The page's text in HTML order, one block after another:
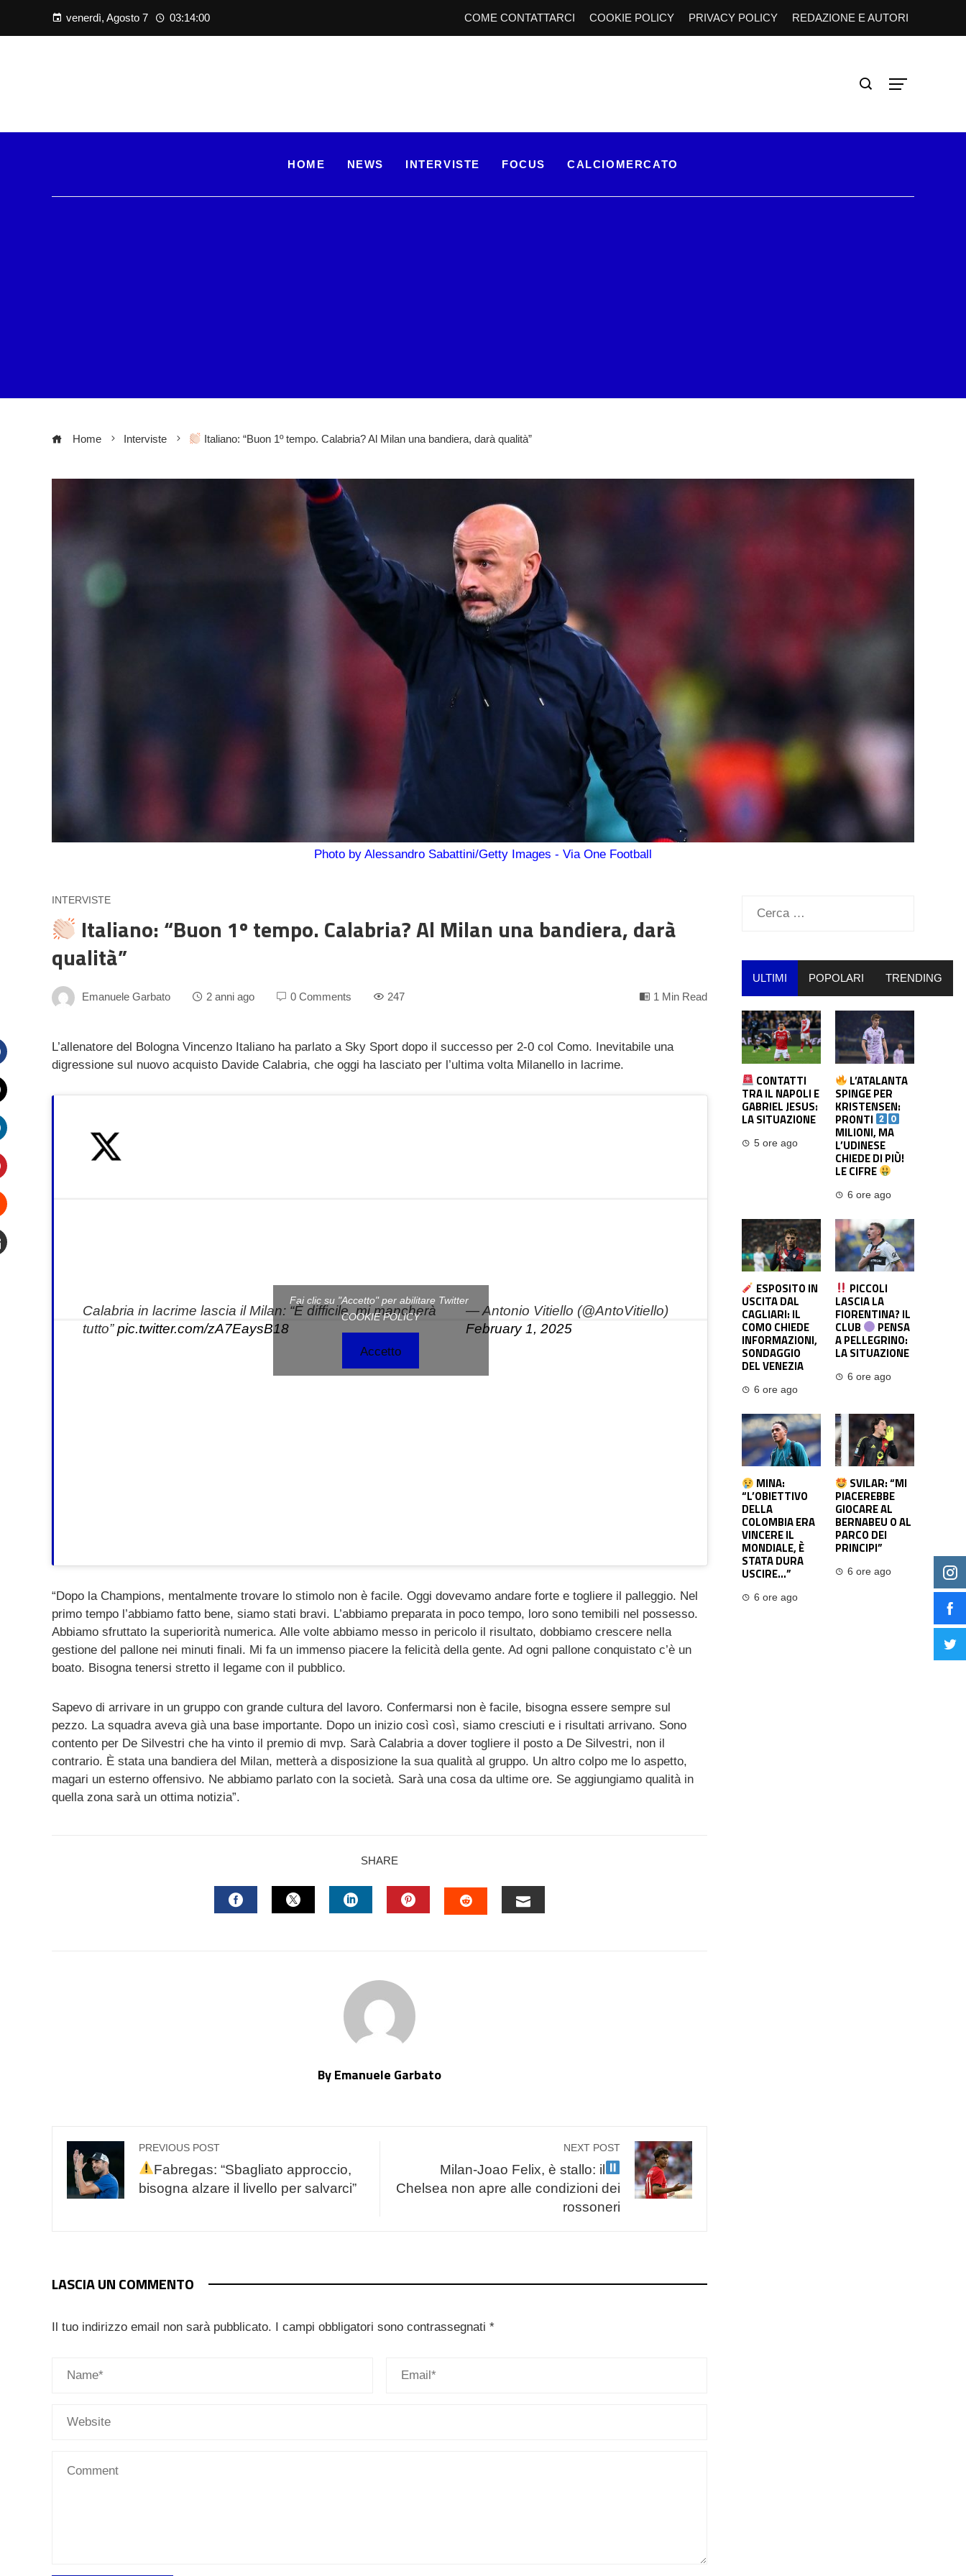
venerdì, Agosto 7 03:14:02 COME CONTATTARCI COOKIE POLICY PRIVACY POLICY REDAZIONE E AUTORI
HOME NEWS INTERVISTE FOCUS CALCIOMERCATO
Home Interviste Italiano: “Buon 1º tempo. Calabria? Al Milan una bandiera, darà qualità”
Photo by Alessandro Sabattini/Getty Images - Via One Football
INTERVISTE
Italiano: “Buon 1º tempo. Calabria? Al Milan una bandiera, darà
qualità”
Emanuele Garbato 2 anni ago 0 Comments 247 1 Min Read
L’allenatore del Bologna Vincenzo Italiano ha parlato a Sky Sport dopo il successo per 2-0 col Como. Inevitabile una
digressione sul nuovo acquisto Davide Calabria, che oggi ha lasciato per l’ultima volta Milanello in lacrime.
Calabria in lacrime lascia il Milan: “È difficile, mi mancherà
tutto”pic.twitter.com/zA7EaysB18
— Antonio Vitiello (@AntoVitiello)
February 1, 2025
Fai clic su "Accetto" per abilitare Twitter
COOKIE POLICY
Accetto
“Dopo la Champions, mentalmente trovare lo stimolo non è facile. Oggi dovevamo andare forte e togliere il palleggio. Nel
primo tempo l’abbiamo fatto bene, siamo stati bravi. L’abbiamo preparata in poco tempo, loro sono temibili nel possesso.
Abbiamo sfruttato la superiorità numerica. Alle volte abbiamo messo in pericolo il risultato, dobbiamo crescere nella
gestione del pallone nei minuti finali. Mi fa un immenso piacere la felicità della gente. Ad ogni pallone conquistato c’è un
boato. Bisogna tenersi stretto il legame con il pubblico.
Sapevo di arrivare in un gruppo con grande cultura del lavoro. Confermarsi non è facile, bisogna essere sempre sul
pezzo. La squadra aveva già una base importante. Dopo un inizio così così, siamo cresciuti e i risultati arrivano. Sono
contento per De Silvestri che ha vinto il premio di mvp. Sarà Calabria a dover togliere il posto a De Silvestri, non il
contrario. È stata una bandiera del Milan, metterà a disposizione la sua qualità al gruppo. Un altro colpo me lo aspetto,
magari un esterno offensivo. Ne abbiamo parlato con la società. Sarà una cosa da ultime ore. Se aggiungiamo qualità in
quella zona sarà un ottima notizia”.
SHARE
By Emanuele Garbato
PREVIOUS POST
Fabregas: “Sbagliato approccio,
bisogna alzare il livello per salvarci”
NEXT POST
Milan-Joao Felix, è stallo: il
Chelsea non apre alle condizioni dei
rossoneri
LASCIA UN COMMENTO
Il tuo indirizzo email non sarà pubblicato. I campi obbligatori sono contrassegnati *
Ricerca
ULTIMI POPOLARI TRENDING
CONTATTI
TRA IL NAPOLI E
GABRIEL JESUS:
LA SITUAZIONE
5 ore ago
L’ATALANTA
SPINGE PER
KRISTENSEN:
PRONTI
MILIONI, MA
L’UDINESE
CHIEDE DI PIÙ!
LE CIFRE
6 ore ago
ESPOSITO IN
USCITA DAL
CAGLIARI: IL
COMO CHIEDE
INFORMAZIONI,
SONDAGGIO
DEL VENEZIA
6 ore ago
PICCOLI
LASCIA LA
FIORENTINA? IL
CLUB PENSA
A PELLEGRINO:
LA SITUAZIONE
6 ore ago
MINA:
“L’OBIETTIVO
DELLA
COLOMBIA ERA
VINCERE IL
MONDIALE, È
STATA DURA
USCIRE…”
6 ore ago
SVILAR: “MI
PIACEREBBE
GIOCARE AL
BERNABEU O AL
PARCO DEI
PRINCIPI”
6 ore ago